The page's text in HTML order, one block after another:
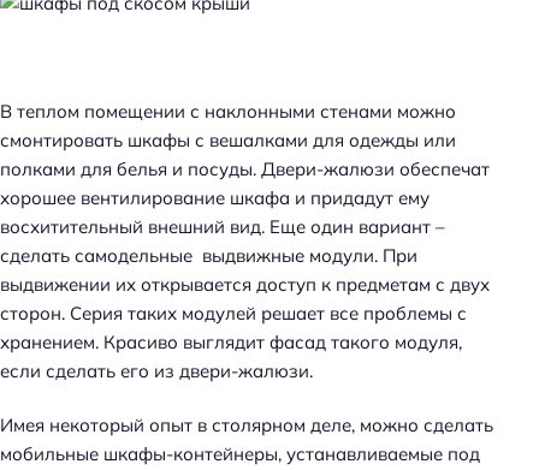
В теплом помещении с наклонными стенами можно
смонтировать шкафы с вешалками для одежды или
полками для белья и посуды. Двери-жалюзи обеспечат
хорошее вентилирование шкафа и придадут ему
восхитительный внешний вид. Еще один вариант –
сделать самодельные выдвижные модули. При
выдвижении их открывается доступ к предметам с двух
сторон. Серия таких модулей решает все проблемы с
хранением. Красиво выглядит фасад такого модуля,
если сделать его из двери-жалюзи.
Имея некоторый опыт в столярном деле, можно сделать
мобильные шкафы-контейнеры, устанавливаемые под